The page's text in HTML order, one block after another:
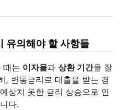
유의해야 할 사항들
때는 이자율과 상환 기간을 잘
, 변동금리로 대출을 받는 경
상치 못한 금리 상승으로 인
다.